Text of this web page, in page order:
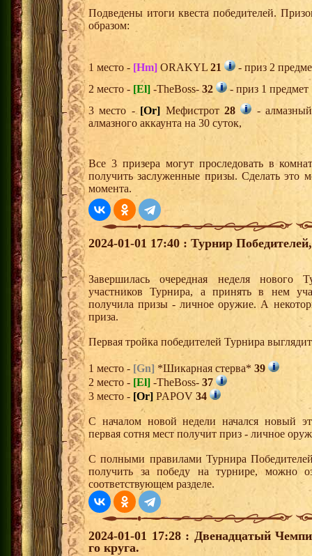
Подведены итоги квеста победителей.
образом:
1 место - [Hm] ORAKYL 21
- приз 2
2 место - [El] -TheBoss- 32
- приз 1
3 место - [Or] Мефистрот 28
-
алмазного аккаунта на 30 суток,
Все 3 призера могут проследовать в
получить заслуженные призы. Сделать это
момента.
2024-01-01 17:40 : Турнир
Завершилась очередная неделя нового
участников Турнира, а принять в нем
получила призы - личное оружие. А
приза.
Первая тройка победителей Турнира
1 место - [Gn] *Шикарная стерва* 39
2 место - [El] -TheBoss- 37
3 место - [Or] PAPOV 34
С началом новой недели начался новый
первая сотня мест получит приз - личное
С полными правилами Турнира
получить за победу на турнире, можно
соответствующем разделе.
2024-01-01 17:28 : Двенадцатый
го круга.